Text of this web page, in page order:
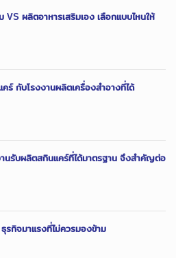
VS ผลิตอาหารเสริมเอง เลือกแบบไหนให้
ร์ กับโรงงานผลิตเครื่องสำอางที่ได้
านรับผลิตสกินแคร์ที่ได้มาตรฐาน จึงสำคัญต่อ
รกิจมาแรงที่ไม่ควรมองข้าม